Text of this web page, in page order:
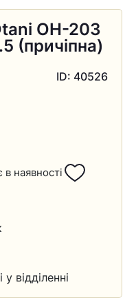
OH-203
(причіпна)
ID: 40526
наявності
відділенні